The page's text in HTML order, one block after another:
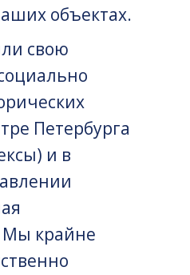
объектах.
свою
Петербурга
и в
Мы крайне